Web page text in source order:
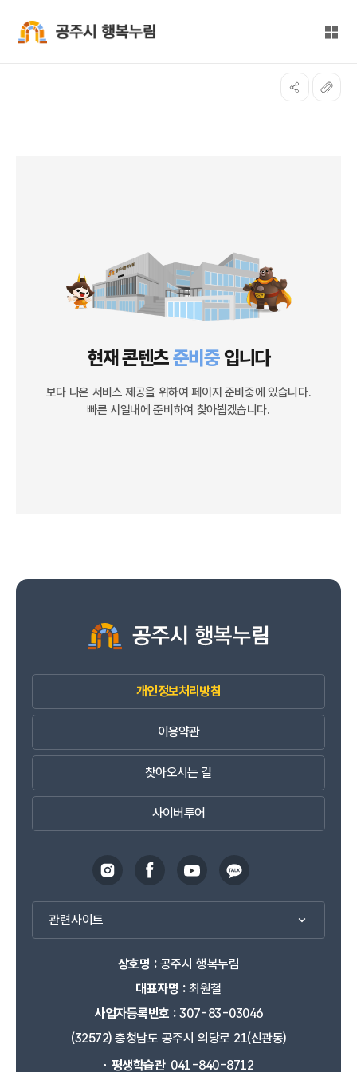
전체
현재 콘텐츠준비중입니다
보다 나은 서비스 제공을 위하여 페이지 준비중에 있습니다.
빠른 시일내에 준비하여 찾아뵙겠습니다.
개인정보처리방침
이용약관
찾아오시는 길
사이버투어
관련사이트
상호명 :공주시 행복누림
대표자명 :최원철
사업자등록번호 :307-83-03046
(32572) 충청남도 공주시 의당로 21(신관동)
평생학습관 041-840-8712